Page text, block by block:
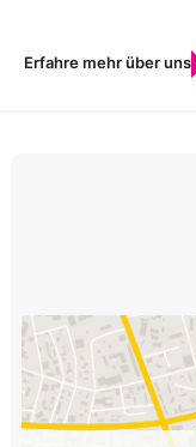
Erfahre mehr über uns